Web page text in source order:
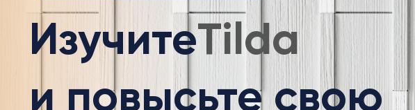
Изучите
и повысьте свою